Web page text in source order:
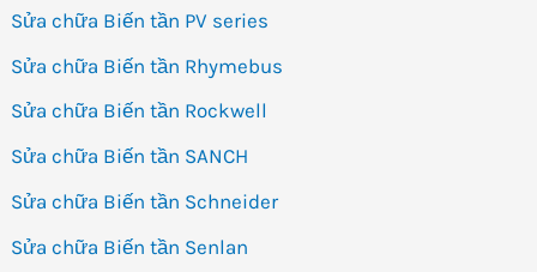
Sửa chữa Biến tần PV series
Sửa chữa Biến tần Rhymebus
Sửa chữa Biến tần Rockwell
Sửa chữa Biến tần SANCH
Sửa chữa Biến tần Schneider
Sửa chữa Biến tần Senlan